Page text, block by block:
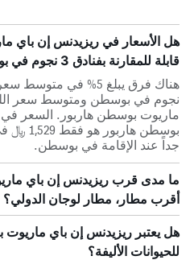
هل الأسعار في ريزيدنس إن باي
قابلة للمقارنة بفنادق 3 نجوم في بوسطن؟
نجوم في بوسطن ومتوسط ​​سعر
ماريوت بوسطن هاربور. السعر
بوسطن
جداً عند الإقامة في بوسطن.
ما مدى قرب ريزيدنس إن باي
أقرب مطار، مطار لوجان الدولي؟
هل يعتبر ريزيدنس إن باي
للحيوانات الأليفة؟